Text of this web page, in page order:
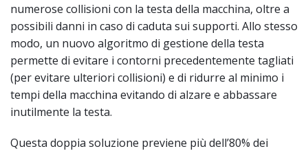
numerose collisioni con la testa della macchina, oltre a
possibili danni in caso di caduta sui supporti. Allo stesso
modo, un nuovo algoritmo di gestione della testa
permette di evitare i contorni precedentemente tagliati
(per evitare ulteriori collisioni) e di ridurre al minimo i
tempi della macchina evitando di alzare e abbassare
inutilmente la testa.
Questa doppia soluzione previene più dell’80% dei